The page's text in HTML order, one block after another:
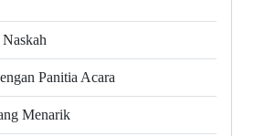
Panitia Acara
Menarik